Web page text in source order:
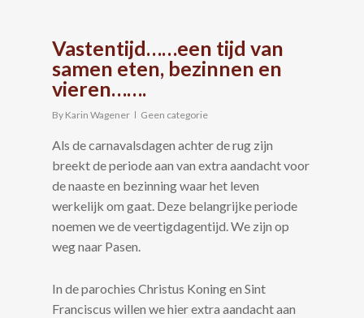
Vastentijd……een tijd van
samen eten, bezinnen en
vieren…….
By Karin Wagener Geen categorie
Als de carnavalsdagen achter de rug zijn
breekt de periode aan van extra aandacht voor
de naaste en bezinning waar het leven
werkelijk om gaat. Deze belangrijke periode
noemen we de veertigdagentijd. We zijn op
weg naar Pasen.
In de parochies Christus Koning en Sint
Franciscus willen we hier extra aandacht aan